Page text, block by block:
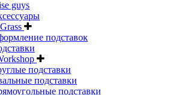
guys
подставок
подставки
подставки
подставки